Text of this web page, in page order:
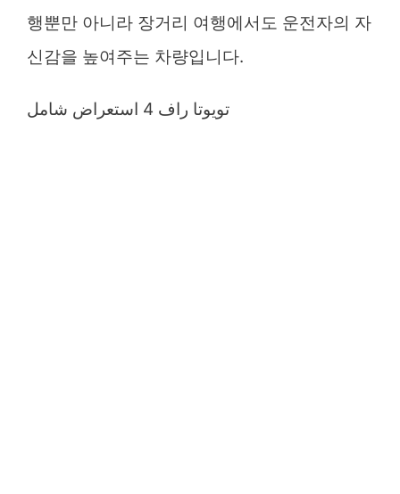
행뿐만 아니라 장거리 여행에서도 운전자의 자
신감을 높여주는 차량입니다.
تويوتا راف 4 استعراض شامل